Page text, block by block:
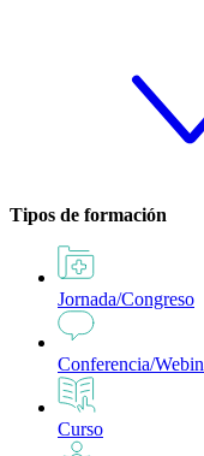
Tipos de formación
Jornada/Congreso
Conferencia/
Curso